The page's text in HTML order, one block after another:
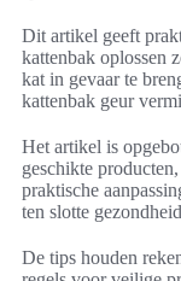
Dit artikel geeft
kattenbak oplossen
kat in gevaar te
kattenbak geur
Het artikel is
geschikte
praktische
ten slotte
De tips houden